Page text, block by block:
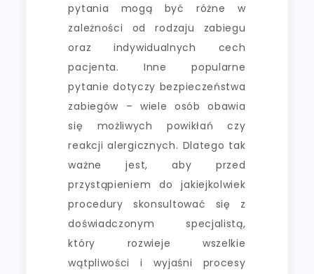
pytania mogą być różne w
zależności od rodzaju zabiegu
oraz indywidualnych cech
pacjenta. Inne popularne
pytanie dotyczy bezpieczeństwa
zabiegów – wiele osób obawia
się możliwych powikłań czy
reakcji alergicznych. Dlatego tak
ważne jest, aby przed
przystąpieniem do jakiejkolwiek
procedury skonsultować się z
doświadczonym specjalistą,
który rozwieje wszelkie
wątpliwości i wyjaśni procesy